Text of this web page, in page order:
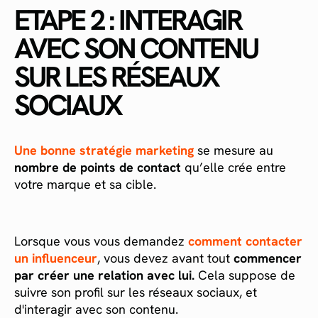
ETAPE 2 : INTERAGIR
AVEC SON CONTENU
SUR LES RÉSEAUX
SOCIAUX
Une bonne stratégie marketing se mesure au
nombre de points de contact qu’elle crée entre
votre marque et sa cible.
Lorsque vous vous demandez comment contacter
un influenceur, vous devez avant tout commencer
par créer une relation avec lui. Cela suppose de
suivre son profil sur les réseaux sociaux, et
d'interagir avec son contenu.